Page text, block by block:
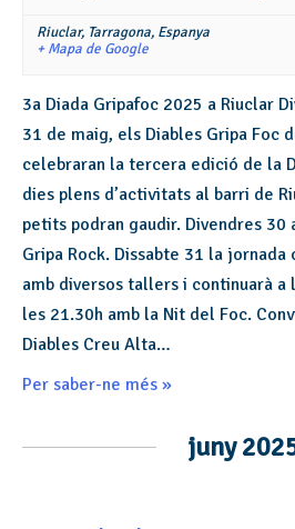
Riuclar, Tarragona, Espanya
+ Mapa de Google
3a Diada Gripafoc 2025 a Riuclar
31 de maig, els Diables Gripa Foc
celebraran la tercera edició de la
dies plens d’activitats al barri de
petits podran gaudir. Divendres 30
Gripa Rock. Dissabte 31 la
amb diversos tallers i continuarà a
les 21.30h amb la Nit del Foc.
Diables Creu Alta…
Per saber-ne més »
juny